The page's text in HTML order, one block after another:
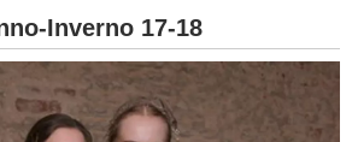
Inverno 17-18